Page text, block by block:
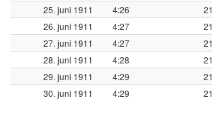
25. juni 1911
4:26
26. juni 1911
4:27
27. juni 1911
4:27
28. juni 1911
4:28
29. juni 1911
4:29
30. juni 1911
4:29